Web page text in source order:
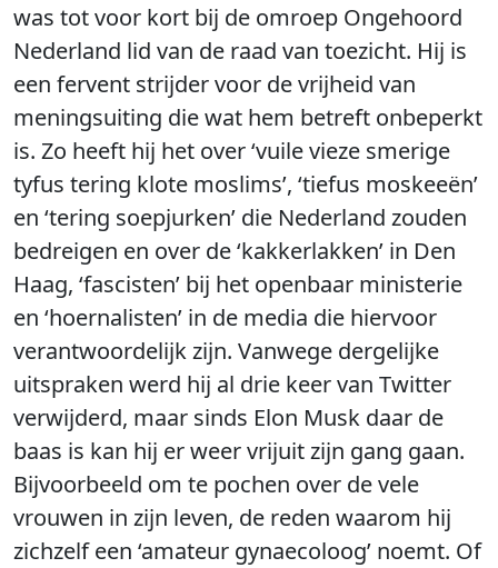
was tot voor kort bij de omroep Ongehoord
Nederland lid van de raad van toezicht. Hij is
een fervent strijder voor de vrijheid van
meningsuiting die wat hem betreft onbeperkt
is. Zo heeft hij het over ‘vuile vieze smerige
tyfus tering klote moslims’, ‘tiefus moskeeën’
en ‘tering soepjurken’ die Nederland zouden
bedreigen en over de ‘kakkerlakken’ in Den
Haag, ‘fascisten’ bij het openbaar ministerie
en ‘hoernalisten’ in de media die hiervoor
verantwoordelijk zijn. Vanwege dergelijke
uitspraken werd hij al drie keer van Twitter
verwijderd, maar sinds Elon Musk daar de
baas is kan hij er weer vrijuit zijn gang gaan.
Bijvoorbeeld om te pochen over de vele
vrouwen in zijn leven, de reden waarom hij
zichzelf een ‘amateur gynaecoloog’ noemt. Of